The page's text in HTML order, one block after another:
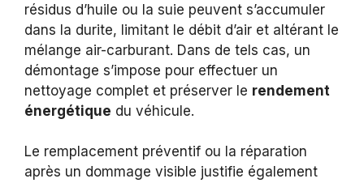
résidus d’huile ou la suie peuvent s’accumuler
dans la durite, limitant le débit d’air et altérant le
mélange air-carburant. Dans de tels cas, un
démontage s’impose pour effectuer un
nettoyage complet et préserver le rendement
énergétique du véhicule.
Le remplacement préventif ou la réparation
après un dommage visible justifie également